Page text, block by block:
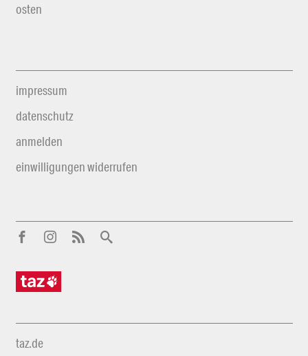
osten
impressum
datenschutz
anmelden
einwilligungen widerrufen
taz.de